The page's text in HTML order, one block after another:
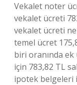
Vekalet noter
vekalet ücreti
vekalet ücreti
temel ücret
biri oranında ek
için 783,82 TL
ipotek belgeleri